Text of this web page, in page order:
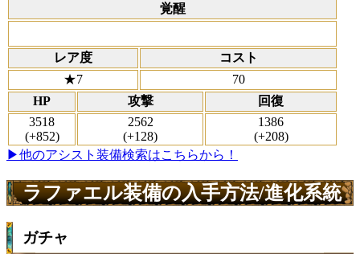
覚醒
レア度
コスト
★7
70
HP
攻撃
回復
3518
(+852)
2562
(+128)
1386
(+208)
▶他のアシスト装備検索はこちらから！
ラファエル装備の入手方法/進化系統
ガチャ